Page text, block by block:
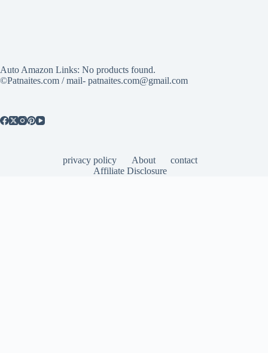
Auto Amazon Links: No products found.
©Patnaites.com / mail- patnaites.com@gmail.com
privacy policy About
contact
Affiliate Disclosure